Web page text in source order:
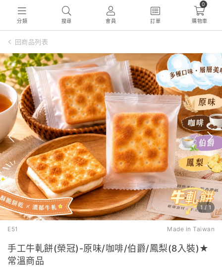
分類 搜尋 會員 訂單
0
購物車
回商品列表
1 / 1
E51 Made in Taiwan
手工牛軋餅(榮冠)-原味/咖啡/伯爵/鳳梨(8入裝)★
常溫商品